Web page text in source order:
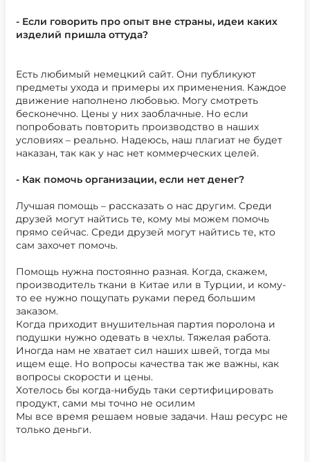
- Если говорить про опыт вне страны, идеи каких
изделий пришла оттуда?
Есть любимый немецкий сайт. Они публикуют
предметы ухода и примеры их применения. Каждое
движение наполнено любовью. Могу смотреть
бесконечно. Цены у них заоблачные. Но если
попробовать повторить производство в наших
условиях – реально. Надеюсь, наш плагиат не будет
наказан, так как у нас нет коммерческих целей.
- Как помочь организации, если нет денег?
Лучшая помощь – рассказать о нас другим. Среди
друзей могут найтись те, кому мы можем помочь
прямо сейчас. Среди друзей могут найтись те, кто
сам захочет помочь.
Помощь нужна постоянно разная. Когда, скажем,
производитель ткани в Китае или в Турции, и кому-
то ее нужно пощупать руками перед большим
заказом.
Когда приходит внушительная партия поролона и
подушки нужно одевать в чехлы. Тяжелая работа.
Иногда нам не хватает сил наших швей, тогда мы
ищем еще. Но вопросы качества так же важны, как
вопросы скорости и цены.
Хотелось бы когда-нибудь таки сертифицировать
продукт, сами мы точно не осилим
Мы все время решаем новые задачи. Наш ресурс не
только деньги.